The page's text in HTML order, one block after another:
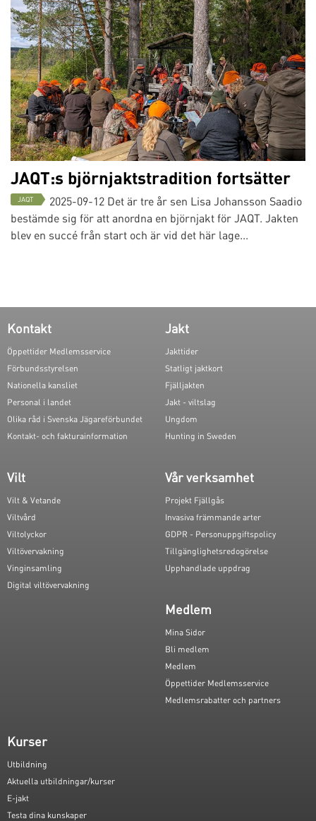
JAQT:s björnjaktstradition fortsätter
JAQT 2025-09-12 Det är tre år sen Lisa Johansson Saadio
bestämde sig för att anordna en björnjakt för JAQT. Jakten
blev en succé från start och är vid det här lage...
Kontakt
Öppettider Medlemsservice
Förbundsstyrelsen
Nationella kansliet
Personal i landet
Olika råd i Svenska Jägareförbundet
Kontakt- och fakturainformation
Jakt
Jakttider
Statligt jaktkort
Fjälljakten
Jakt - viltslag
Ungdom
Hunting in Sweden
Vilt
Vilt & Vetande
Viltvård
Viltolyckor
Viltövervakning
Vinginsamling
Digital viltövervakning
Vår verksamhet
Projekt Fjällgås
Invasiva främmande arter
GDPR - Personuppgiftspolicy
Tillgänglighetsredogörelse
Upphandlade uppdrag
Medlem
Mina Sidor
Bli medlem
Medlem
Öppettider Medlemsservice
Medlemsrabatter och partners
Kurser
Utbildning
Aktuella utbildningar/kurser
E-jakt
Testa dina kunskaper